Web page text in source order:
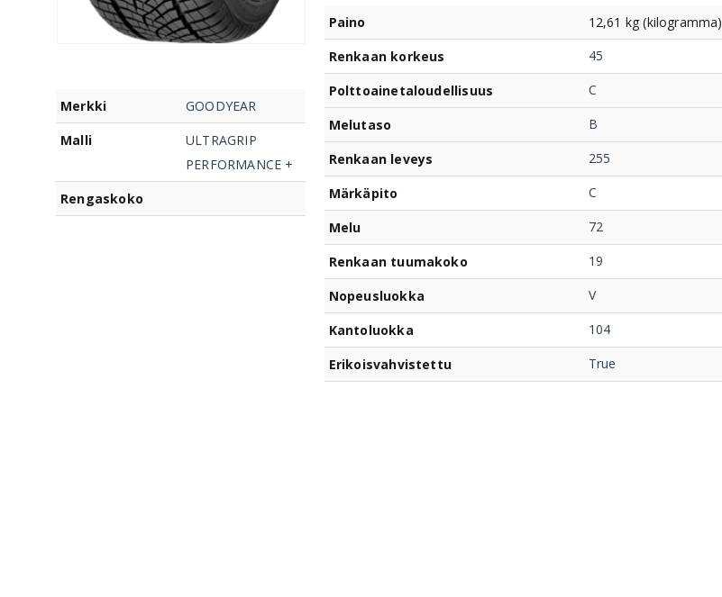
Merkki
GOODYEAR
Malli
ULTRAGRIP
PERFORMANCE +
Rengaskoko
Paino
12,61 kg (kilogramma)
Renkaan korkeus
45
Polttoainetaloudellisuus C
Melutaso B
Renkaan leveys 255
Märkäpito C
Melu 72
Renkaan tuumakoko 19
Nopeusluokka V
Kantoluokka 104
Erikoisvahvistettu True